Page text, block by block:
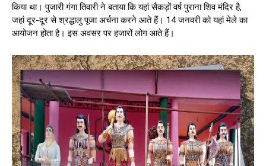
किया था। पुजारी गंगा तिवारी ने बताया कि यहां सैकड़ों वर्ष पुराना शिव मंदिर है,
जहां दूर-दूर से श्रद्धालु पूजा अर्चना करने आते हैं। 14 जनवरी को यहां मेले का
आयोजन होता है। इस अवसर पर हजारों लोग आते हैं।